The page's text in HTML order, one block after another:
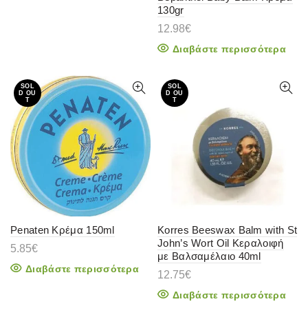
130gr
12.98€
Διαβάστε περισσότερα
SOL
D OU
T
Penaten Κρέμα 150ml
5.85€
Διαβάστε περισσότερα
SOL
D OU
T
Korres Beeswax Balm with St
John’s Wort Oil Κεραλοιφή
με Βαλσαμέλαιο 40ml
12.75€
Διαβάστε περισσότερα